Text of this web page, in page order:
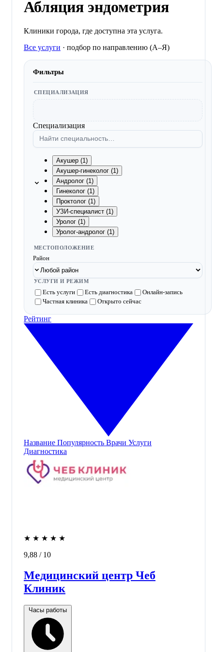
Абляция эндометрия
Клиники города, где доступна эта услуга.
Все услуги · подбор по направлению (A–Я)
Фильтры
СПЕЦИАЛИЗАЦИЯ
Специализация
Акушер (1)
Акушер-гинеколог (1)
Андролог (1)
Гинеколог (1)
Проктолог (1)
УЗИ-специалист (1)
Уролог (1)
Уролог-андролог (1)
МЕСТОПОЛОЖЕНИЕ
Район
УСЛУГИ И РЕЖИМ
Есть услуги Есть диагностика
Онлайн-запись
Частная клиника
Открыто сейчас
Рейтинг
Название Популярность Врачи Услуги
Диагностика
★ ★ ★ ★ ★
9,88 / 10
Медицинский центр Чеб
Клиник
Часы работы